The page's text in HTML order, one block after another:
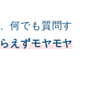
何でも質問す
えずモヤモヤ